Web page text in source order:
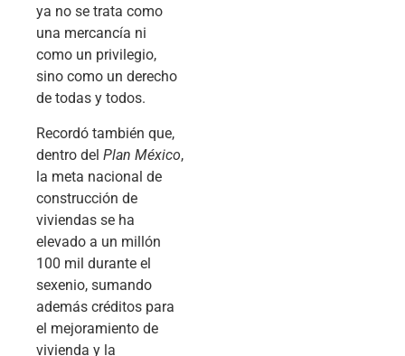
ya no se trata como
una mercancía ni
como un privilegio,
sino como un derecho
de todas y todos.
Recordó también que,
dentro del Plan México,
la meta nacional de
construcción de
viviendas se ha
elevado a un millón
100 mil durante el
sexenio, sumando
además créditos para
el mejoramiento de
vivienda y la